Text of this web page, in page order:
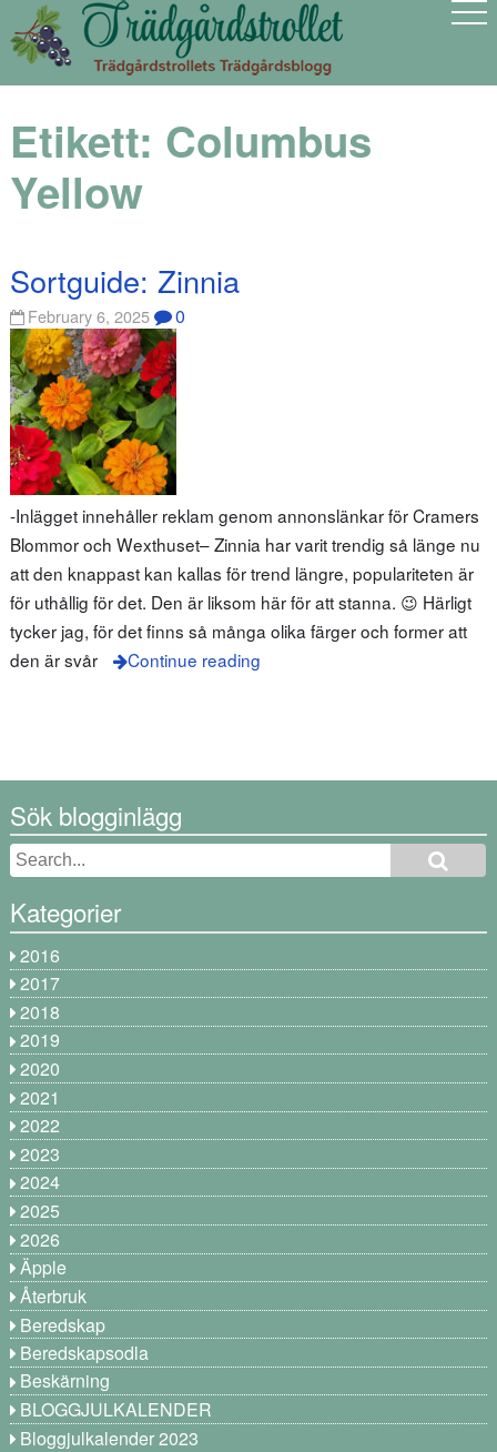
Etikett: Columbus
Yellow
Sortguide: Zinnia
February 6, 2025 0
-Inlägget innehåller reklam genom annonslänkar för Cramers
Blommor och Wexthuset– Zinnia har varit trendig så länge nu
att den knappast kan kallas för trend längre, populariteten är
för uthållig för det. Den är liksom här för att stanna. 😉 Härligt
tycker jag, för det finns så många olika färger och former att
den är svår
Continue reading
Sök blogginlägg
Kategorier
2016
2017
2018
2019
2020
2021
2022
2023
2024
2025
2026
Äpple
Återbruk
Beredskap
Beredskapsodla
Beskärning
BLOGGJULKALENDER
Bloggjulkalender 2023